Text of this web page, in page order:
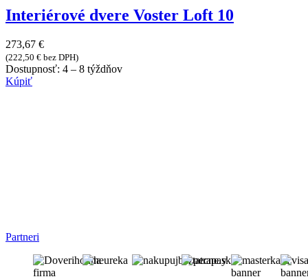
Interiérové dvere Voster Loft 10
273,67 €
(222,50 € bez DPH)
Dostupnosť: 4 – 8 týždňov
Kúpiť
Partneri